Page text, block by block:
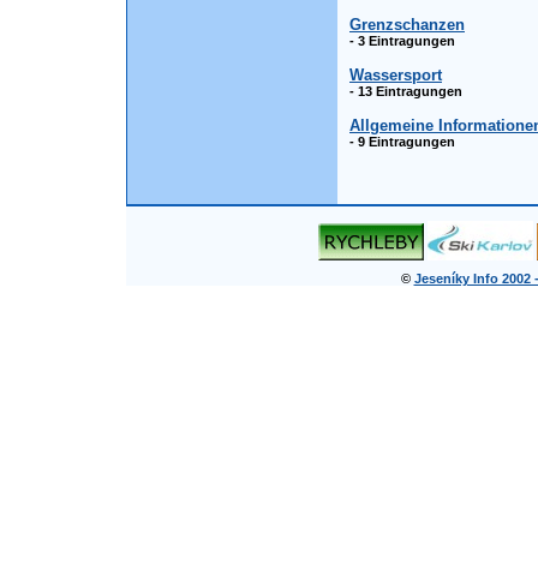
Grenzschanzen
- 3 Eintragungen
Wassersport
- 13 Eintragungen
Allgemeine
- 9 Eintragungen
© Jeseníky Info 2002